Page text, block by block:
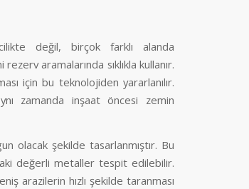
değil, birçok farklı alanda
aramalarında sıklıkla kullanır.
için bu teknolojiden yararlanılır.
zamanda inşaat öncesi zemin
olacak şekilde tasarlanmıştır. Bu
değerli metaller tespit edilebilir.
arazilerin hızlı şekilde taranması